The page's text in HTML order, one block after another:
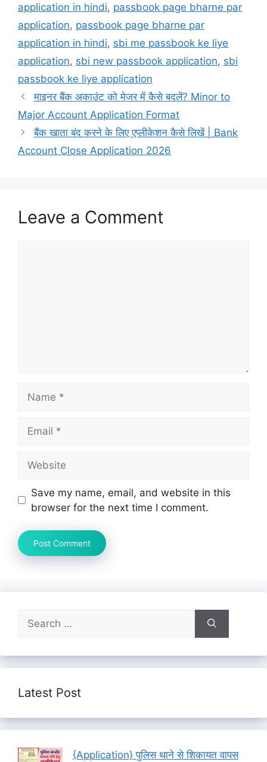
application in hindi, passbook page bharne par
application, passbook page bharne par
application in hindi, sbi me passbook ke liye
application, sbi new passbook application, sbi
passbook ke liye application
माइनर बैंक अकाउंट को मेजर में कैसे बदलें? Minor to
Major Account Application Format
बैंक खाता बंद करने के लिए एप्लीकेशन कैसे लिखें | Bank
Account Close Application 2026
Leave a Comment
Save my name, email, and website in this
browser for the next time I comment.
Search
for:
Latest Post
{Application} पुलिस थाने से शिकायत वापस